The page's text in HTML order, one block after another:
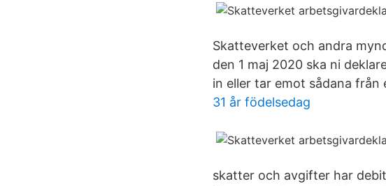
Skatteverket och andra
den 1 maj 2020 ska ni
in eller tar emot sådana från
31 år födelsedag
skatter och avgifter har